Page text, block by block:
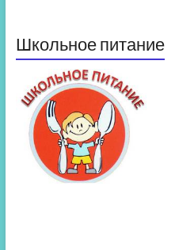
Школьное питание